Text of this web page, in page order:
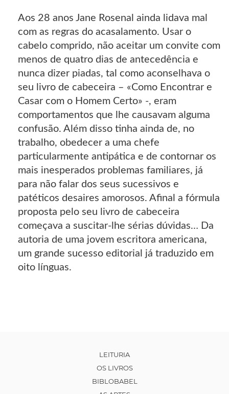
Aos 28 anos Jane Rosenal ainda lidava mal
com as regras do acasalamento. Usar o
cabelo comprido, não aceitar um convite com
menos de quatro dias de antecedência e
nunca dizer piadas, tal como aconselhava o
seu livro de cabeceira – «Como Encontrar e
Casar com o Homem Certo» -, eram
comportamentos que lhe causavam alguma
confusão. Além disso tinha ainda de, no
trabalho, obedecer a uma chefe
particularmente antipática e de contornar os
mais inesperados problemas familiares, já
para não falar dos seus sucessivos e
patéticos desaires amorosos. Afinal a fórmula
proposta pelo seu livro de cabeceira
começava a suscitar-lhe sérias dúvidas… Da
autoria de uma jovem escritora americana,
um grande sucesso editorial já traduzido em
oito línguas.
LEITURIA
OS LIVROS
BIBLOBABEL